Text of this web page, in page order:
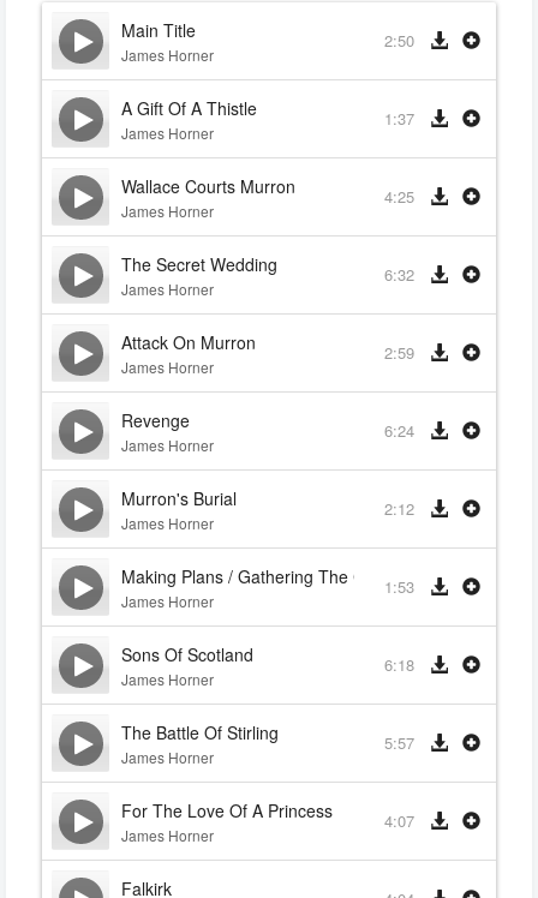
Main Title
James Horner
2:50
A Gift Of A Thistle
James Horner
1:37
Wallace Courts Murron
James Horner
4:25
The Secret Wedding
James Horner
6:32
Attack On Murron
James Horner
2:59
Revenge
James Horner
6:24
Murron's Burial
James Horner
2:12
Making Plans / Gathering The Clans
James Horner
1:53
Sons Of Scotland
James Horner
6:18
The Battle Of Stirling
James Horner
5:57
For The Love Of A Princess
James Horner
4:07
Falkirk